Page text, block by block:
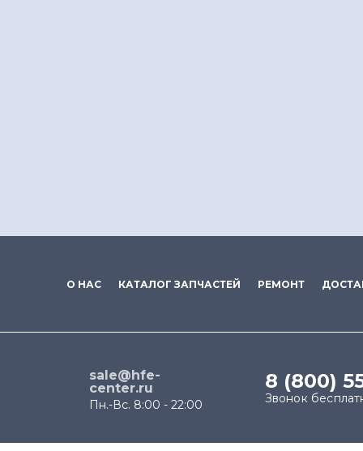
О НАС КАТАЛОГ ЗАПЧАСТЕЙ РЕМОНТ
sale@hfe-
center.ru
Пн.-Вс. 8:00 - 22:00
8 (800)
Звонок